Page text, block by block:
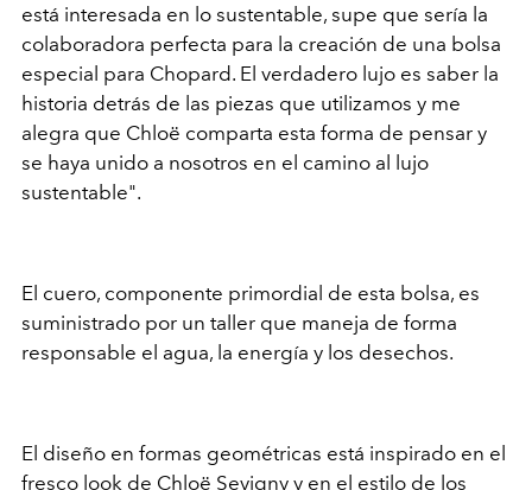
está interesada en lo sustentable, supe que sería la
colaboradora perfecta para la creación de una bolsa
especial para Chopard. El verdadero lujo es saber la
historia detrás de las piezas que utilizamos y me
alegra que Chloë comparta esta forma de pensar y
se haya unido a nosotros en el camino al lujo
sustentable".
El cuero, componente primordial de esta bolsa, es
suministrado por un taller que maneja de forma
responsable el agua, la energía y los desechos.
El diseño en formas geométricas está inspirado en el
fresco look de Chloë Sevigny y en el estilo de los